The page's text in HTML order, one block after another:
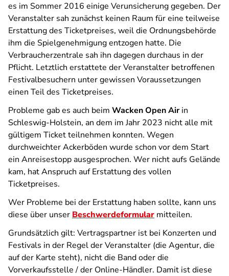
es im Sommer 2016 einige Verunsicherung gegeben. Der
Veranstalter sah zunächst keinen Raum für eine teilweise
Erstattung des Ticketpreises, weil die Ordnungsbehörde
ihm die Spielgenehmigung entzogen hatte. Die
Verbraucherzentrale sah ihn dagegen durchaus in der
Pflicht. Letztlich erstattete der Veranstalter betroffenen
Festivalbesuchern unter gewissen Voraussetzungen
einen Teil des Ticketpreises.
Probleme gab es auch beim Wacken Open Airin
Schleswig-Holstein, an dem im Jahr 2023 nicht alle mit
gültigem Ticket teilnehmen konnten. Wegen
durchweichter Ackerböden wurde schon vor dem Start
ein Anreisestopp ausgesprochen. Wer nicht aufs Gelände
kam, hat Anspruch auf Erstattung des vollen
Ticketpreises.
Wer Probleme bei der Erstattung haben sollte, kann uns
diese über unser Beschwerdeformular mitteilen.
Grundsätzlich gilt: Vertragspartner ist bei Konzerten und
Festivals in der Regel der Veranstalter (die Agentur, die
auf der Karte steht), nicht die Band oder die
Vorverkaufsstelle / der Online-Händler. Damit ist diese